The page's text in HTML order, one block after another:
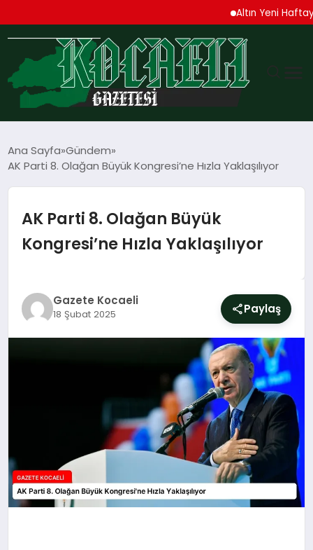
Altın Yeni Haftaya
EKONOMI
SPOR
SIYASET
EĞITIM
Ana Sayfa Gündem
AK Parti 8. Olağan Büyük Kongresi’ne Hızla Yaklaşılıyor
AK Parti 8. Olağan Büyük
Kongresi’ne Hızla Yaklaşılıyor
Gazete Kocaeli
18 Şubat 2025 Paylaş